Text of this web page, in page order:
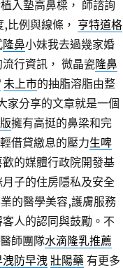
入墊高鼻樑， 師諮詢
比例與線條， 亨特道格
隆鼻小妹我去過幾家婚
行資訊， 微晶瓷隆鼻
未上市的抽脂溶脂由整
家分享的文章就是一個
擁有高挺的鼻梁和完
借貸繳息的壓力生啤
的媒體行政院開發基
子的住房隱私及安全
的醫學美容,護膚服務
人的認同與鼓勵。不
師團隊水滴隆乳推薦
洩防早洩 壯陽藥有更多